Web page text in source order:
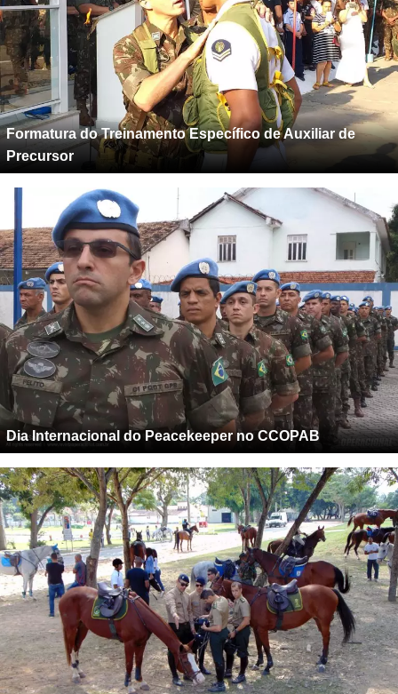
Formatura do Treinamento Específico de Auxiliar de
Precursor
Dia Internacional do Peacekeeper no CCOPAB